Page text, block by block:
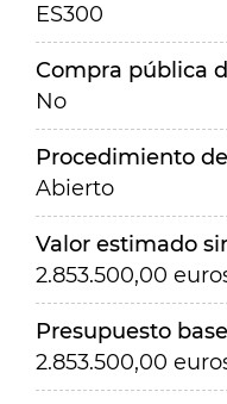
ES300
Compra pública
No
Procedimiento
Abierto
Valor estimado
2.853.500,00
Presupuesto
2.853.500,00